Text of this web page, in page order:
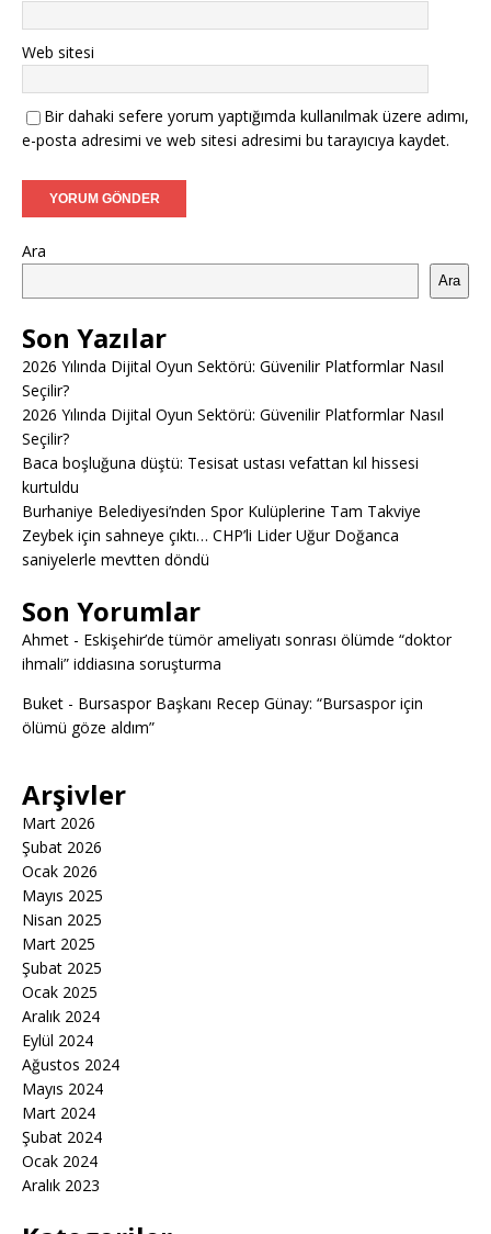
Web sitesi
Bir dahaki sefere yorum yaptığımda kullanılmak üzere adımı,
e-posta adresimi ve web sitesi adresimi bu tarayıcıya kaydet.
Ara
Ara
Son Yazılar
2026 Yılında Dijital Oyun Sektörü: Güvenilir Platformlar Nasıl
Seçilir?
2026 Yılında Dijital Oyun Sektörü: Güvenilir Platformlar Nasıl
Seçilir?
Baca boşluğuna düştü: Tesisat ustası vefattan kıl hissesi
kurtuldu
Burhaniye Belediyesi’nden Spor Kulüplerine Tam Takviye
Zeybek için sahneye çıktı… CHP’li Lider Uğur Doğanca
saniyelerle mevtten döndü
Son Yorumlar
Ahmet - Eskişehir’de tümör ameliyatı sonrası ölümde “doktor
ihmali” iddiasına soruşturma
Buket - Bursaspor Başkanı Recep Günay: “Bursaspor için
ölümü göze aldım”
Arşivler
Mart 2026
Şubat 2026
Ocak 2026
Mayıs 2025
Nisan 2025
Mart 2025
Şubat 2025
Ocak 2025
Aralık 2024
Eylül 2024
Ağustos 2024
Mayıs 2024
Mart 2024
Şubat 2024
Ocak 2024
Aralık 2023